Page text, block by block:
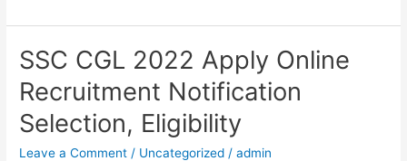
SSC CGL 2022 Apply Online
Recruitment Notification
Selection, Eligibility
Leave a Comment / Uncategorized /admin
SSC
2022
Apply
Online